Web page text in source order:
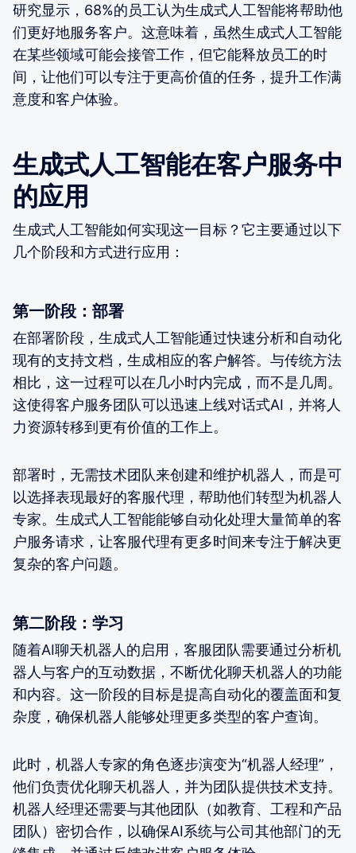
研究显示，68%的员工认为生成式人工智能将帮助他
们更好地服务客户。这意味着，虽然生成式人工智能
在某些领域可能会接管工作，但它能释放员工的时
间，让他们可以专注于更高价值的任务，提升工作满
意度和客户体验。
生成式人工智能在客户服务中
的应用
生成式人工智能如何实现这一目标？它主要通过以下
几个阶段和方式进行应用：
第一阶段：部署
在部署阶段，生成式人工智能通过快速分析和自动化
现有的支持文档，生成相应的客户解答。与传统方法
相比，这一过程可以在几小时内完成，而不是几周。
这使得客户服务团队可以迅速上线对话式AI，并将人
力资源转移到更有价值的工作上。
部署时，无需技术团队来创建和维护机器人，而是可
以选择表现最好的客服代理，帮助他们转型为机器人
专家。生成式人工智能能够自动化处理大量简单的客
户服务请求，让客服代理有更多时间来专注于解决更
复杂的客户问题。
第二阶段：学习
随着AI聊天机器人的启用，客服团队需要通过分析机
器人与客户的互动数据，不断优化聊天机器人的功能
和内容。这一阶段的目标是提高自动化的覆盖面和复
杂度，确保机器人能够处理更多类型的客户查询。
此时，机器人专家的角色逐步演变为“机器人经理”，
他们负责优化聊天机器人，并为团队提供技术支持。
机器人经理还需要与其他团队（如教育、工程和产品
团队）密切合作，以确保AI系统与公司其他部门的无